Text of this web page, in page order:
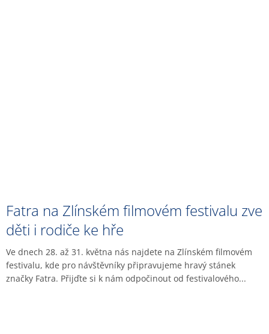
Fatra na Zlínském filmovém festivalu zve
děti i rodiče ke hře
Ve dnech 28. až 31. května nás najdete na Zlínském filmovém
festivalu, kde pro návštěvníky připravujeme hravý stánek
značky Fatra. Přijďte si k nám odpočinout od festivalového...